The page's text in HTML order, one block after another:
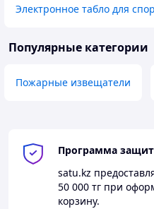
Электронное табло для
Популярные категории
Пожарные извещатели
Программа
satu.kz
50 000 тг при
корзину.